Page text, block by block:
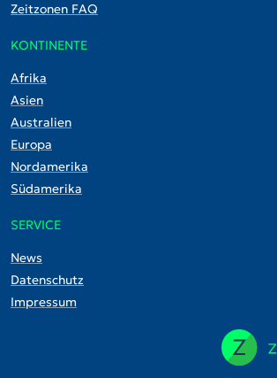
Zeitzonen FAQ
KONTINENTE
Afrika
Asien
Australien
Europa
Nordamerika
Südamerika
SERVICE
News
Datenschutz
Impressum